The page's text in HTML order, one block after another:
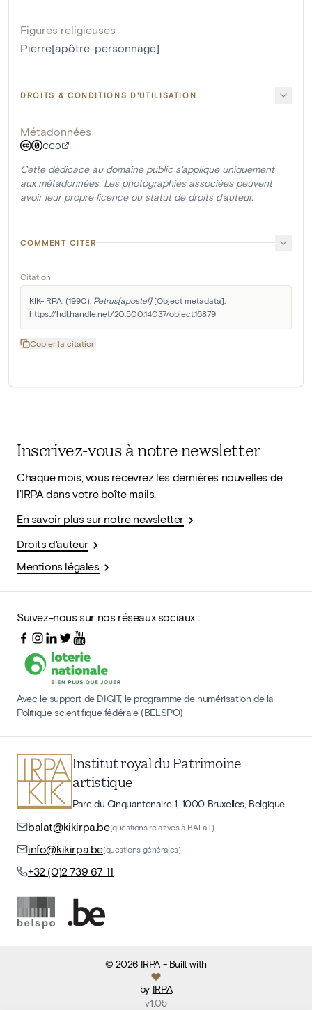
Figures religieuses
Pierre[apôtre-personnage]
DROITS & CONDITIONS D'UTILISATION
Métadonnées
CC0
Cette dédicace au domaine public s'applique uniquement
aux métadonnées. Les photographies associées peuvent
avoir leur propre licence ou statut de droits d'auteur.
COMMENT CITER
Citation
KIK-IRPA. (1990). Petrus[apostel] [Object metadata].
https://hdl.handle.net/20.500.14037/object.16879
Copier la citation
Inscrivez-vous à notre newsletter
Chaque mois, vous recevrez les dernières nouvelles de
l'IRPA dans votre boîte mails.
En savoir plus sur notre newsletter
Droits d'auteur
Mentions légales
Suivez-nous sur nos réseaux sociaux :
Avec le support de DIGIT, le programme de numérisation de la
Politique scientifique fédérale (BELSPO)
Institut royal du Patrimoine
artistique
Parc du Cinquantenaire 1, 1000 Bruxelles, Belgique
balat@kikirpa.be(questions relatives à BALaT)
info@kikirpa.be(questions générales)
+32 (0)2 739 67 11
©2026 IRPA- Built with
by IRPA
v1.05